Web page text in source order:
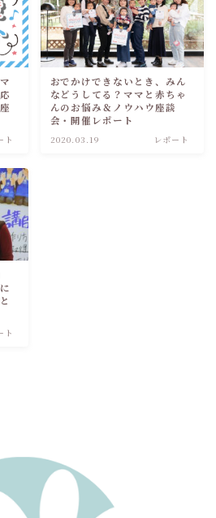
ト
おでかけできないとき、みん
などうしてる？ママと赤ちゃ
んのお悩み＆ノウハウ座談
会・開催レポート
2020.03.19 レポート
ト